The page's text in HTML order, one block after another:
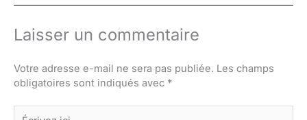
Laisser un commentaire
Votre adresse e-mail ne sera pas publiée. Les champs
obligatoires sont indiqués avec *
Écrivez